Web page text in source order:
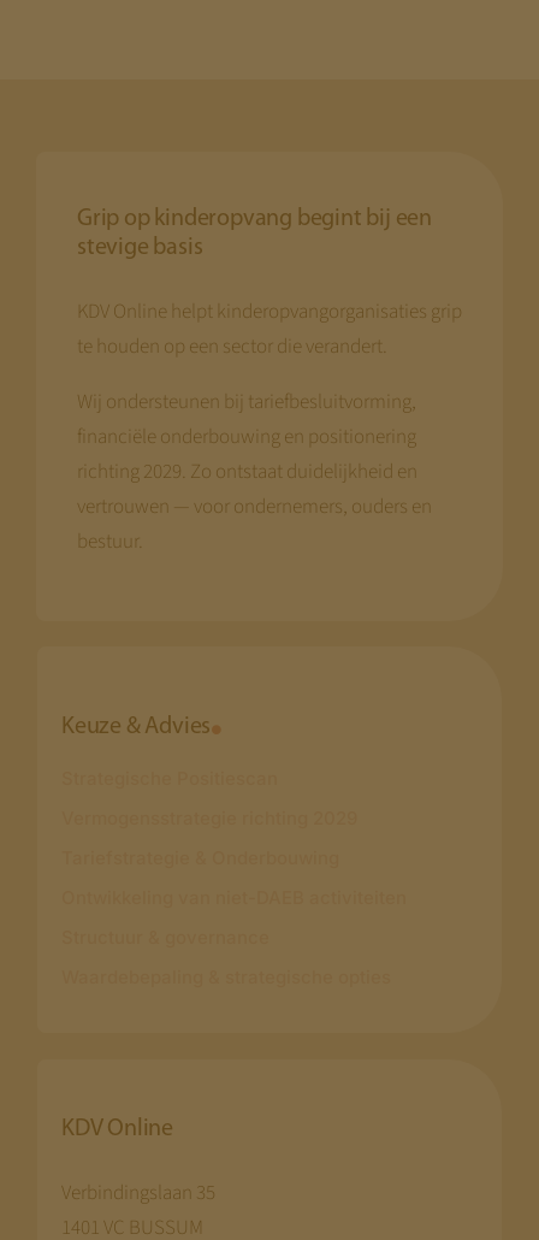
Grip op kinderopvang begint bij een
stevige basis
KDV Online helpt kinderopvangorganisaties grip
te houden op een sector die verandert.
Wij ondersteunen bij tariefbesluitvorming,
financiële onderbouwing en positionering
richting 2029. Zo ontstaat duidelijkheid en
vertrouwen — voor ondernemers, ouders en
bestuur.
Keuze & Advies
KDV Online
Verbindingslaan 35
1401 VC BUSSUM